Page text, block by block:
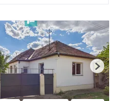
Next